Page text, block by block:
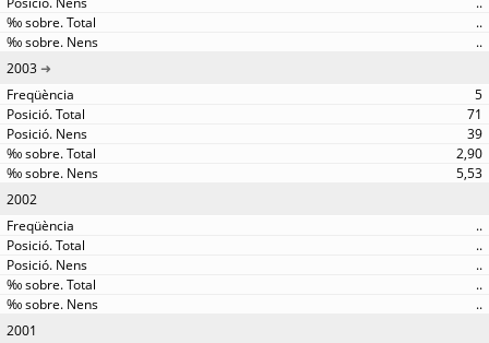
..
..
2003
5
71
39
2,90
5,53
2002
..
..
..
..
..
2001